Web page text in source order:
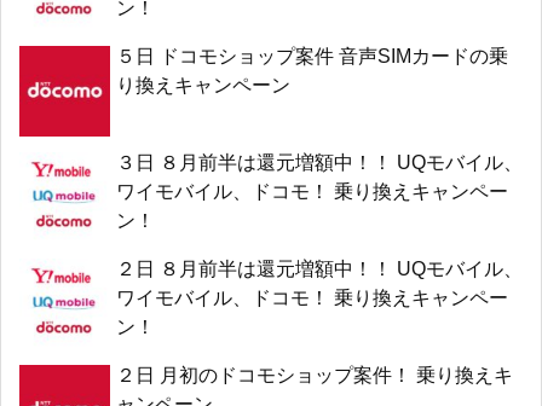
ン！
５日 ドコモショップ案件 音声SIMカードの乗
り換えキャンペーン
３日 ８月前半は還元増額中！！ UQモバイル、
ワイモバイル、ドコモ！ 乗り換えキャンペー
ン！
２日 ８月前半は還元増額中！！ UQモバイル、
ワイモバイル、ドコモ！ 乗り換えキャンペー
ン！
２日 月初のドコモショップ案件！ 乗り換えキ